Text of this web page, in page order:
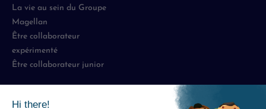
La vie au sein du Groupe
Magellan
Être collaborateur
expérimenté
Être collaborateur junior